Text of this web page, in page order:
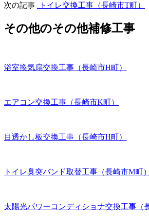
次の記事
トイレ交換工事（長崎市T町）
その他のその他補修工事
浴室換気扇交換工事（長崎市H町）
エアコン交換工事（長崎市K町）
目透かし板交換工事（長崎市H町）
トイレ臭突バンド取替工事（長崎市M町）
太陽光パワーコンディショナ交換工事（